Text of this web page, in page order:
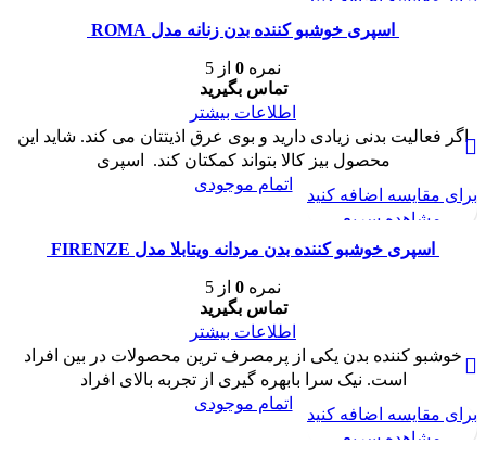
مشاهده سریعاسپری خوشبو کننده بدن زنانه مدل ROMA
نمره 0 از 5
تماس بگیرید
اطلاعات بیشتر
اگر فعالیت بدنی زیادی دارید و بوی عرق اذیتتان می کند. شاید این
محصول بیز کالا بتواند کمکتان کند. اسپری
اتمام موجودی
برای مقایسه اضافه کنید
مشاهده سریع
اسپری خوشبو کننده بدن مردانه ویتابلا مدل FIRENZE
نمره 0 از 5
تماس بگیرید
اطلاعات بیشتر
خوشبو کننده بدن یکی از پرمصرف ترین محصولات در بین افراد
است. نیک سرا بابهره گیری از تجربه بالای افراد
اتمام موجودی
برای مقایسه اضافه کنید
مشاهده سریع